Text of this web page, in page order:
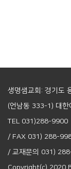
생명샘교회: 경기도
(언남동 333-1) 대한
TEL 031)288-9900
/ FAX 031) 288-
/ 교재문의 031)